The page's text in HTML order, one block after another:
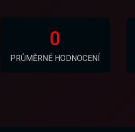
0
PRŮMĚRNÉ HODNOCENÍ